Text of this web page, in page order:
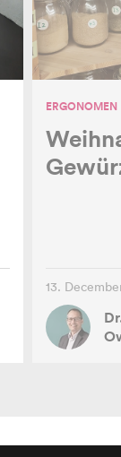
ERGONOMEN
13.